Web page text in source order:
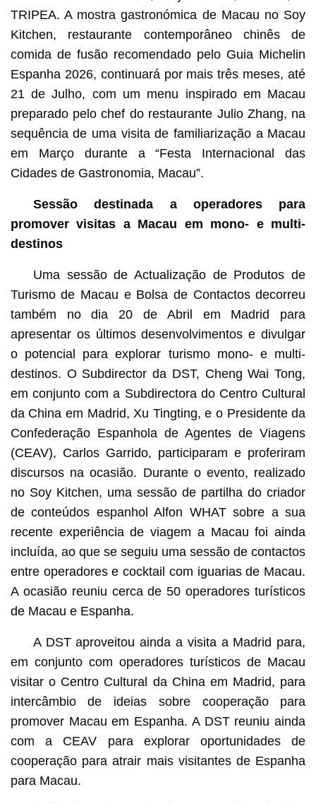
TRIPEA. A mostra gastronómica de Macau no Soy
Kitchen, restaurante contemporâneo chinês de
comida de fusão recomendado pelo Guia Michelin
Espanha 2026, continuará por mais três meses, até
21 de Julho, com um menu inspirado em Macau
preparado pelo chef do restaurante Julio Zhang, na
sequência de uma visita de familiarização a Macau
em Março durante a “Festa Internacional das
Cidades de Gastronomia, Macau”.
Sessão destinada a operadores para
promover visitas a Macau em mono- e multi-
destinos
Uma sessão de Actualização de Produtos de
Turismo de Macau e Bolsa de Contactos decorreu
também no dia 20 de Abril em Madrid para
apresentar os últimos desenvolvimentos e divulgar
o potencial para explorar turismo mono- e multi-
destinos. O Subdirector da DST, Cheng Wai Tong,
em conjunto com a Subdirectora do Centro Cultural
da China em Madrid, Xu Tingting, e o Presidente da
Confederação Espanhola de Agentes de Viagens
(CEAV), Carlos Garrido, participaram e proferiram
discursos na ocasião. Durante o evento, realizado
no Soy Kitchen, uma sessão de partilha do criador
de conteúdos espanhol Alfon WHAT sobre a sua
recente experiência de viagem a Macau foi ainda
incluída, ao que se seguiu uma sessão de contactos
entre operadores e cocktail com iguarias de Macau.
A ocasião reuniu cerca de 50 operadores turísticos
de Macau e Espanha.
A DST aproveitou ainda a visita a Madrid para,
em conjunto com operadores turísticos de Macau
visitar o Centro Cultural da China em Madrid, para
intercâmbio de ideias sobre cooperação para
promover Macau em Espanha. A DST reuniu ainda
com a CEAV para explorar oportunidades de
cooperação para atrair mais visitantes de Espanha
para Macau.